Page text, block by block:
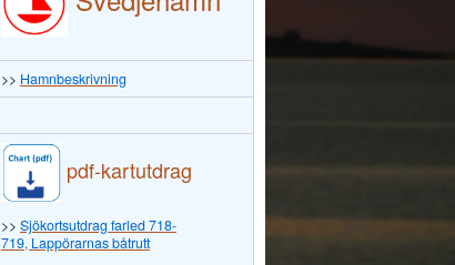
>> Hamnbeskrivning
pdf-kartutdrag
>> Sjökortsutdrag farled 718-
719, Lappörarnas båtrutt